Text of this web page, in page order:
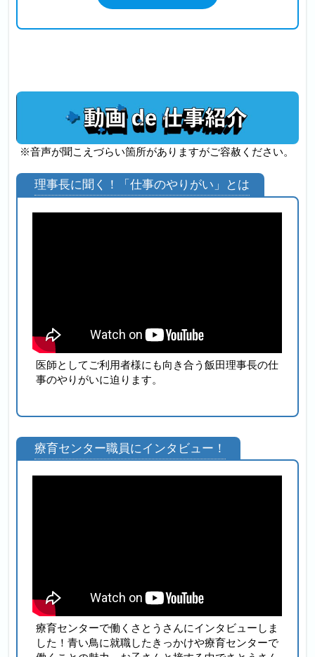
※音声が聞こえづらい箇所がありますがご容赦ください。
理事長に聞く！「仕事のやりがい」とは
医師としてご利用者様にも向き合う飯田理事長の仕
事のやりがいに迫ります。
療育センター職員にインタビュー！
療育センターで働くさとうさんにインタビューしま
した！青い鳥に就職したきっかけや療育センターで